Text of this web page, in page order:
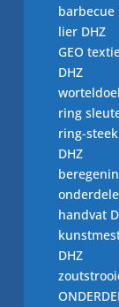
barbecue
lier DHZ
GEO
DHZ
ring
ring-
DHZ
handvat
DHZ